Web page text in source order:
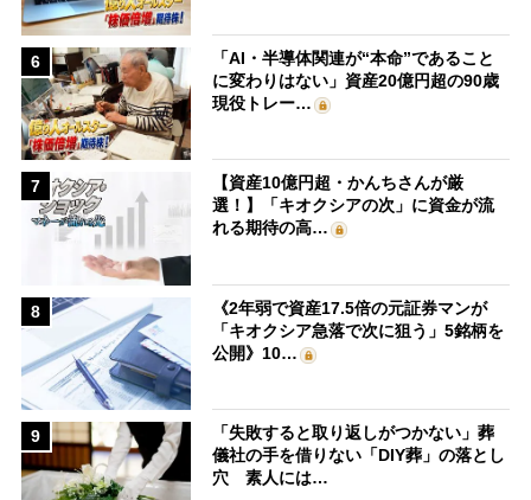
6
「AI・半導体関連が“本命”であること
に変わりはない」資産20億円超の90歳
現役トレー…
7
【資産10億円超・かんちさんが厳
選！】「キオクシアの次」に資金が流
れる期待の高…
8
《2年弱で資産17.5倍の元証券マンが
「キオクシア急落で次に狙う」5銘柄を
公開》10…
9
「失敗すると取り返しがつかない」葬
儀社の手を借りない「DIY葬」の落とし
穴 素人には…